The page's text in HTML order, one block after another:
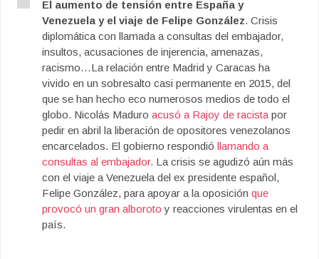
El aumento de tensión entre España y
Venezuela y el viaje de Felipe González. Crisis
diplomática con llamada a consultas del embajador,
insultos, acusaciones de injerencia, amenazas,
racismo…La relación entre Madrid y Caracas ha
vivido en un sobresalto casi permanente en 2015, del
que se han hecho eco numerosos medios de todo el
globo. Nicolás Maduro acusó a Rajoy de racista por
pedir en abril la liberación de opositores venezolanos
encarcelados. El gobierno respondió llamando a
consultas al embajador. La crisis se agudizó aún más
con el viaje a Venezuela del ex presidente español,
Felipe González, para apoyar a la oposición que
provocó un gran alboroto y reacciones virulentas en el
país.